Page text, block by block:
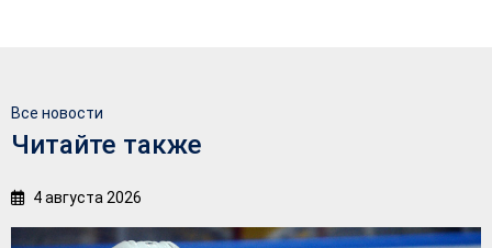
Все новости
Читайте также
4 августа 2026